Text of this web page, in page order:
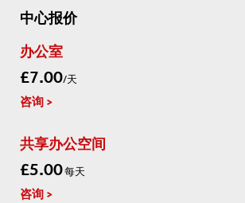
中心报价
办公室
£7.00/天
咨询
共享办公空间
£5.00每天
咨询